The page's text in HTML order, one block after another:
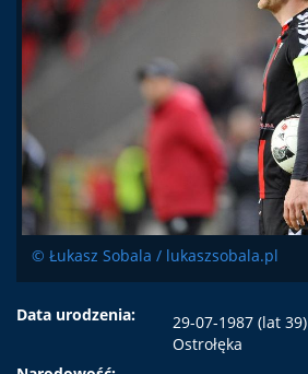
© Łukasz Sobala / lukaszsobala.pl
Data urodzenia:
29-07-1987 (lat 39)
Ostrołęka